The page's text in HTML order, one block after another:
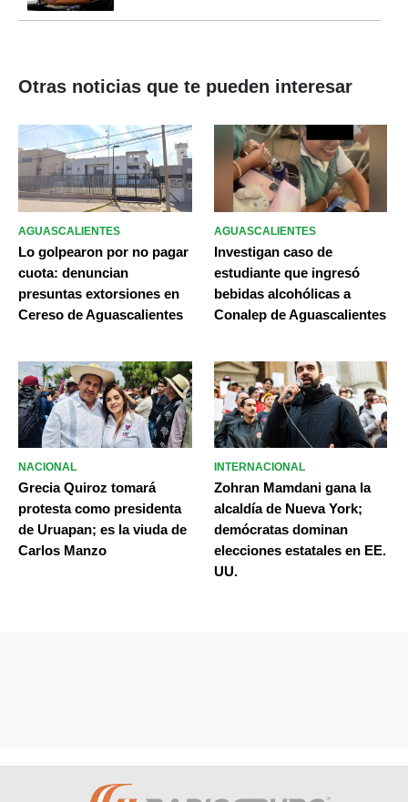
Otras noticias que te pueden interesar
AGUASCALIENTES
Lo golpearon por no pagar
cuota: denuncian
presuntas extorsiones en
Cereso de Aguascalientes
AGUASCALIENTES
Investigan caso de
estudiante que ingresó
bebidas alcohólicas a
Conalep de Aguascalientes
NACIONAL
Grecia Quiroz tomará
protesta como presidenta
de Uruapan; es la viuda de
Carlos Manzo
INTERNACIONAL
Zohran Mamdani gana la
alcaldía de Nueva York;
demócratas dominan
elecciones estatales en EE.
UU.